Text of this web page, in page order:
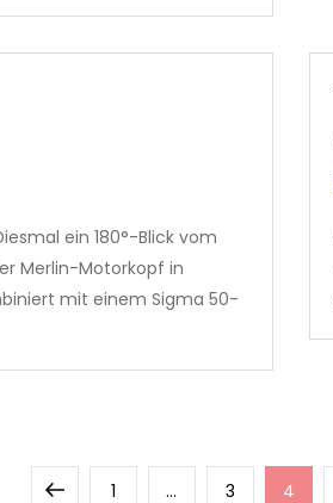
ein 180°-Blick vom
Merlin-Motorkopf in
mit einem Sigma 50-
PreviousPage
1 … Page
3 Page
4